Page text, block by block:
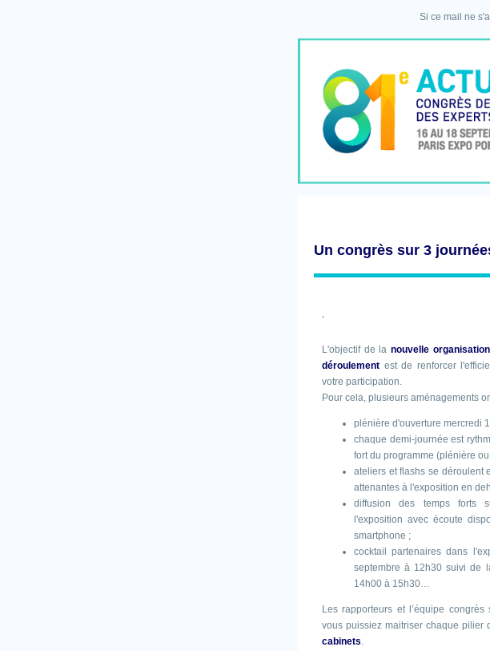
Si ce mail ne
Un congrès sur 3
,
L'objectif de la nouvelle
déroulement est de renforcer
votre participation.
Pour cela, plusieurs aménagements
plénière d'ouverture mercredi
chaque demi-journée est
fort du programme (plénière
ateliers et flashs se déroulent
attenantes à l'exposition en
diffusion des temps forts
l'exposition avec écoute
smartphone ;
cocktail partenaires dans
septembre à 12h30 suivi de
14h00 à 15h30…
Les rapporteurs et l’équipe
vous puissiez maitriser chaque pilier
cabinets.